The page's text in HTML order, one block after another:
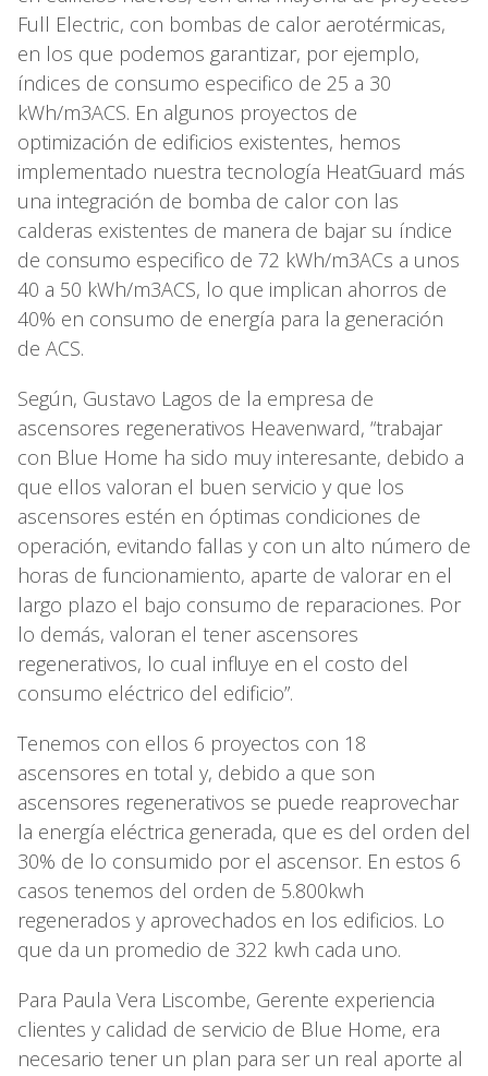
Full Electric, con bombas de calor aerotérmicas,
en los que podemos garantizar, por ejemplo,
índices de consumo especifico de 25 a 30
kWh/m3ACS. En algunos proyectos de
optimización de edificios existentes, hemos
implementado nuestra tecnología HeatGuard más
una integración de bomba de calor con las
calderas existentes de manera de bajar su índice
de consumo especifico de 72 kWh/m3ACs a unos
40 a 50 kWh/m3ACS, lo que implican ahorros de
40% en consumo de energía para la generación
de ACS.
Según, Gustavo Lagos de la empresa de
ascensores regenerativos Heavenward, “trabajar
con Blue Home ha sido muy interesante, debido a
que ellos valoran el buen servicio y que los
ascensores estén en óptimas condiciones de
operación, evitando fallas y con un alto número de
horas de funcionamiento, aparte de valorar en el
largo plazo el bajo consumo de reparaciones. Por
lo demás, valoran el tener ascensores
regenerativos, lo cual influye en el costo del
consumo eléctrico del edificio”.
Tenemos con ellos 6 proyectos con 18
ascensores en total y, debido a que son
ascensores regenerativos se puede reaprovechar
la energía eléctrica generada, que es del orden del
30% de lo consumido por el ascensor. En estos 6
casos tenemos del orden de 5.800kwh
regenerados y aprovechados en los edificios. Lo
que da un promedio de 322 kwh cada uno.
Para Paula Vera Liscombe, Gerente experiencia
clientes y calidad de servicio de Blue Home, era
necesario tener un plan para ser un real aporte al